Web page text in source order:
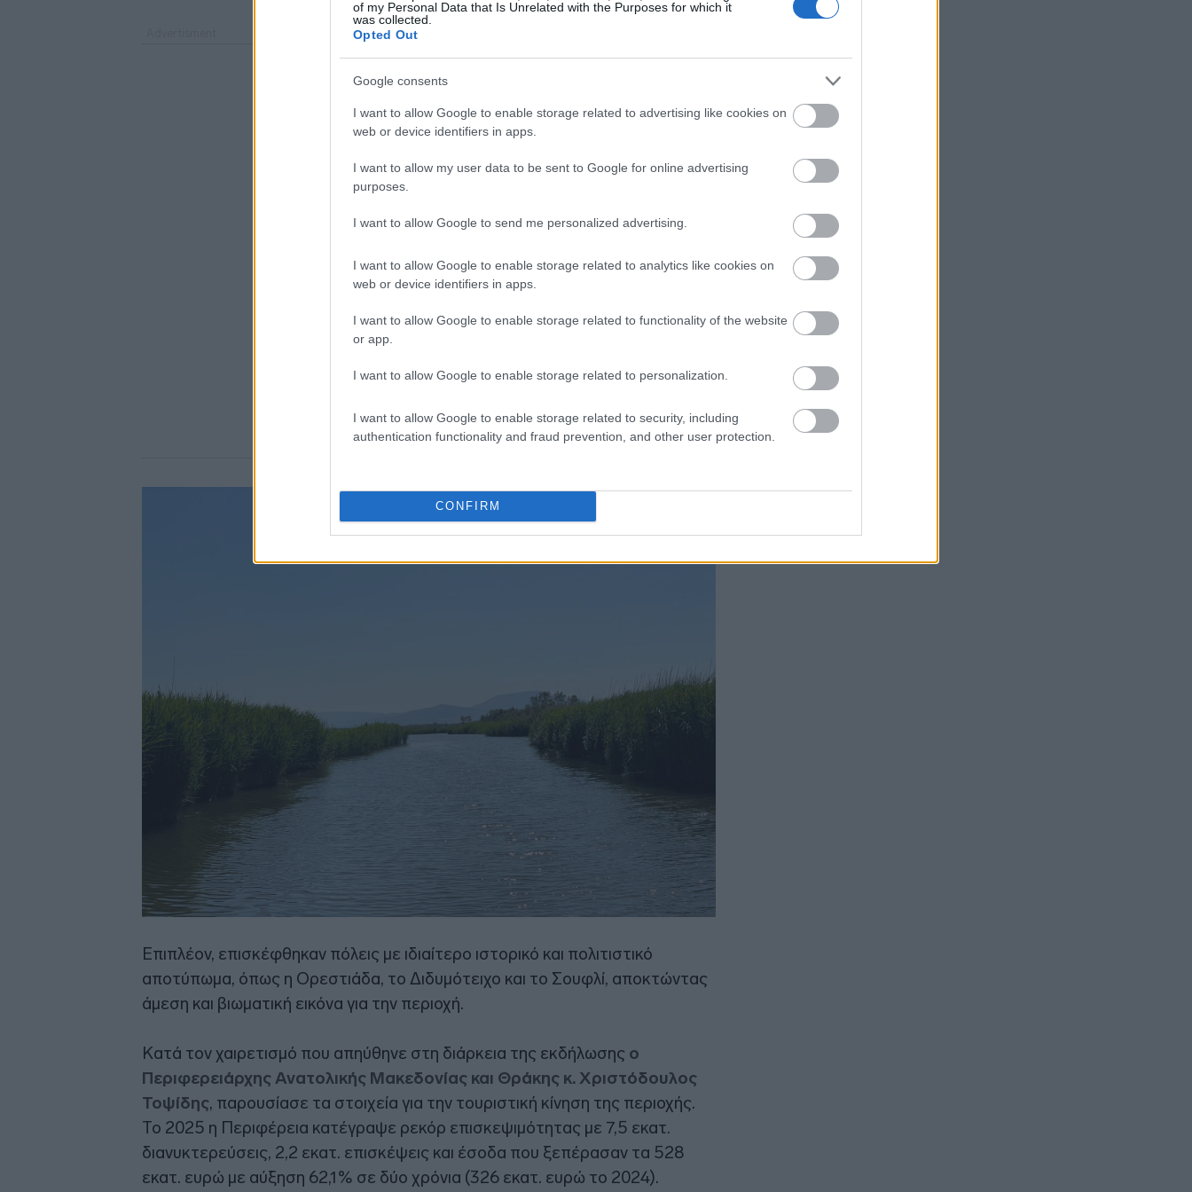
of my Personal Data that Is Unrelated with the Purposes for which it
was collected.
Opted Out
Google consents
I want to allow Google to enable storage related to advertising like cookies on
web or device identifiers in apps.
I want to allow my user data to be sent to Google for online advertising
purposes.
I want to allow Google to send me personalized advertising.
I want to allow Google to enable storage related to analytics like cookies on
web or device identifiers in apps.
I want to allow Google to enable storage related to functionality of the website
or app.
I want to allow Google to enable storage related to personalization.
I want to allow Google to enable storage related to security, including
authentication functionality and fraud prevention, and other user protection.
CONFIRM
Επιπλέον, επισκέφθηκαν πόλεις με ιδιαίτερο ιστορικό και πολιτιστικό
αποτύπωμα, όπως η Ορεστιάδα, το Διδυμότειχο και το Σουφλί, αποκτώντας
άμεση και βιωματική εικόνα για την περιοχή.
Κατά τον χαιρετισμό που απηύθηνε στη διάρκεια της εκδήλωσης ο
Περιφερειάρχης Ανατολικής Μακεδονίας και Θράκης κ. Χριστόδουλος
Τοψίδης, παρουσίασε τα στοιχεία για την τουριστική κίνηση της περιοχής.
Το 2025 η Περιφέρεια κατέγραψε ρεκόρ επισκεψιμότητας με 7,5 εκατ.
διανυκτερεύσεις, 2,2 εκατ. επισκέψεις και έσοδα που ξεπέρασαν τα 528
εκατ. ευρώ με αύξηση 62,1% σε δύο χρόνια (326 εκατ. ευρώ το 2024).
Σε εξέλιξη πυρκαγιές σε Σκύρο και
18:49 ΑΔΜΗΕ: Διατηρεί την τεχνική ηγεσία
κατά την κατασκευή του Great Sea
ΗΠΑ: Επιτροπή της Γερουσίας
του Άντονι Φάουτσι
Υπ. Παιδείας: Ανακοινώθηκαν 95
ΕΛΑΣ: «Βιομηχανία κοροϊδίας από τον
CrediaBank: Ισχυρές επιδόσεις στο α'
εκταμιεύσεων
Δείκτη